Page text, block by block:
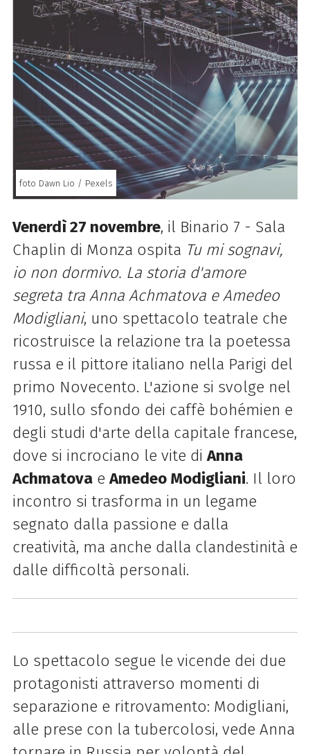
foto Dawn Lio / Pexels
Venerdì 27 novembre, il Binario 7 - Sala
Chaplin di Monza ospita Tu mi sognavi,
io non dormivo. La storia d'amore
segreta tra Anna Achmatova e Amedeo
Modigliani, uno spettacolo teatrale che
ricostruisce la relazione tra la poetessa
russa e il pittore italiano nella Parigi del
primo Novecento. L'azione si svolge nel
1910, sullo sfondo dei caffè bohémien e
degli studi d'arte della capitale francese,
dove si incrociano le vite diAnna
AchmatovaeAmedeo Modigliani. Il loro
incontro si trasforma in un legame
segnato dalla passione e dalla
creatività, ma anche dalla clandestinità e
dalle difficoltà personali.
Lo spettacolo segue le vicende dei due
protagonisti attraverso momenti di
separazione e ritrovamento: Modigliani,
alle prese con la tubercolosi, vede Anna